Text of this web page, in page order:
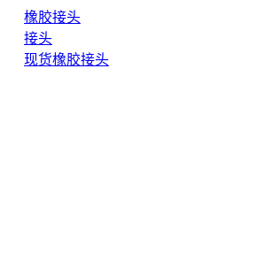
橡胶接头
接头
现货橡胶接头